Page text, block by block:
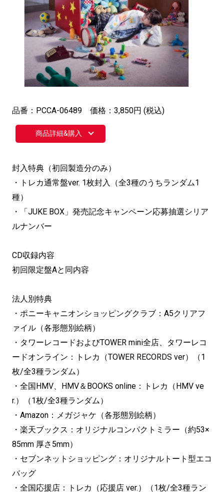
品番：PCCA-06489 価格：3,850円 (税込)
商品詳細&購入
封入特典（初回製造分のみ）
・トレカ通常盤ver. 1枚封入（全3種のうちランダム1
種）
・「JUKE BOX」発売記念キャンペーン応募抽選シリア
ルナンバー
CD収録内容
初回限定盤Aと同内容
法人別特典
・ポニーキャニオンショッピングクラブ：A5クリアフ
ァイル（各形態別絵柄）
・タワーレコードおよびTOWER mini全店、タワーレコ
ードオンライン：トレカ（TOWER RECORDS ver）（1
枚/全3種ランダム）
・全国HMV、HMV＆BOOKS online：トレカ（HMV ve
r.）（1枚/全3種ランダム）
・Amazon：メガジャケ（各形態別絵柄）
・楽天ブックス：オリジナルコンパクトミラー（約53×
85mm 厚さ5mm）
・セブンネットショッピング：オリジナルトート型エコ
バッグ
・全国応援店：トレカ（応援店 ver.）（1枚/全3種ラン